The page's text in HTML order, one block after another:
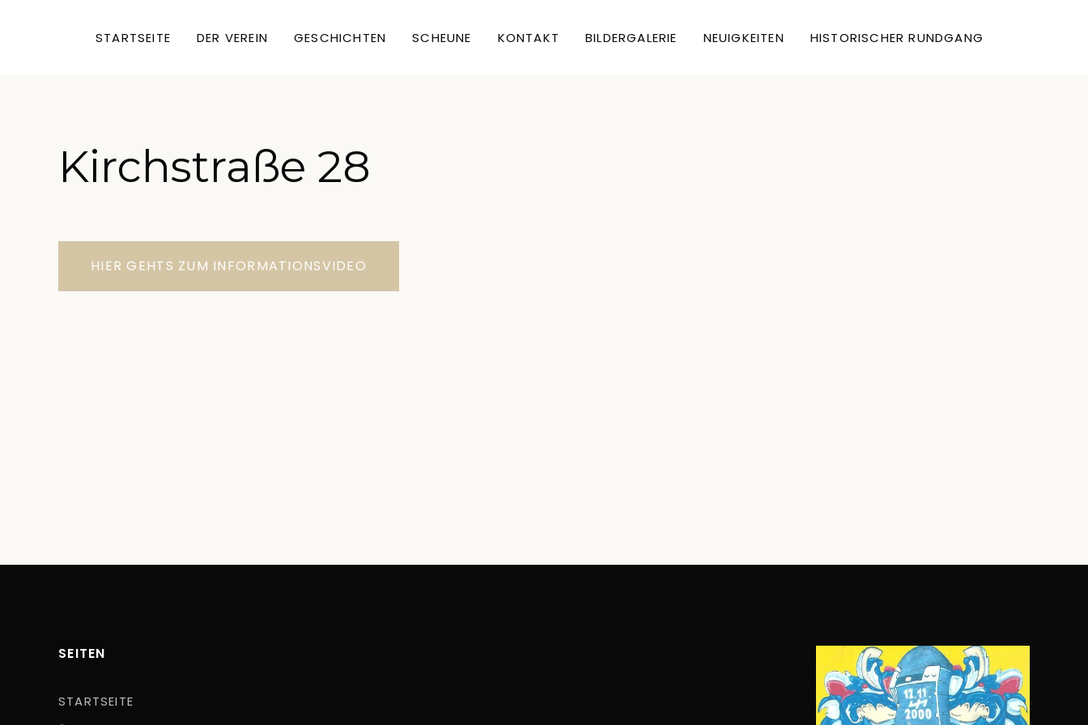
STARTSEITE DER VEREIN GESCHICHTEN SCHEUNE KONTAKT BILDERGALERIE NEUIGKEITEN HISTORISCHER RUNDGANG
Kirchstraße 28
HIER GEHTS ZUM INFORMATIONSVIDEO
SEITEN
STARTSEITE